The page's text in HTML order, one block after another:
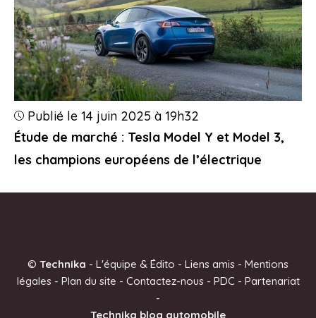
Étude de marché : Tesla Model Y et Model 3,
les champions européens de l’électrique
Publié le 14 juin 2025 à 19h32
© Technika - L'équipe & Édito - Liens amis - Mentions
légales- Plan du site - Contactez-nous- PDC - Partenariat
-
Technika blog automobile